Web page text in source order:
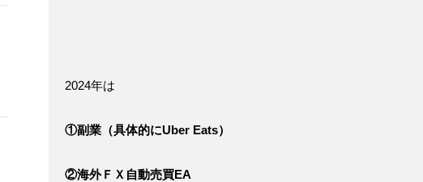
2024年は
①副業（具体的にUber Eats）
②海外ＦＸ自動売買EA